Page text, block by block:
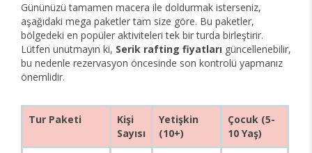
Gününüzü tamamen macera ile doldurmak isterseniz,
aşağıdaki mega paketler tam size göre. Bu paketler,
bölgedeki en popüler aktiviteleri tek bir turda birleştirir.
Lütfen unutmayın ki, Serik rafting fiyatları güncellenebilir,
bu nedenle rezervasyon öncesinde son kontrolü yapmanız
önemlidir.
Tur Paketi
Kişi
Sayısı
Yetişkin
(10+)
Çocuk (5-
10 Yaş)